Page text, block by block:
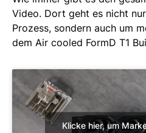
Video. Dort geht es nicht
Prozess, sondern auch um
dem Air cooled FormD T1
Klicke hier, um